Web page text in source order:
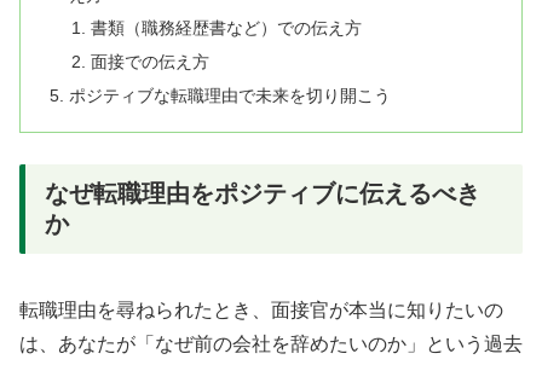
書類（職務経歴書など）での伝え方
面接での伝え方
ポジティブな転職理由で未来を切り開こう
なぜ転職理由をポジティブに伝えるべき
か
転職理由を尋ねられたとき、面接官が本当に知りたいの
は、あなたが「なぜ前の会社を辞めたいのか」という過去